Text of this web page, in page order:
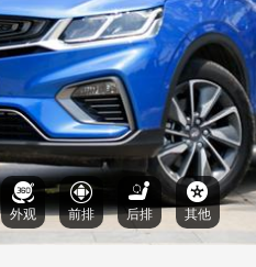
外观 前排 后排 其他